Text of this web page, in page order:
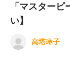
「マスター
い】
高塔琳子